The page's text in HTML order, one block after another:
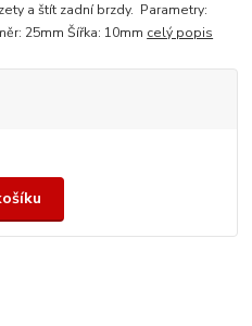
a štít zadní brzdy. Parametry:
25mm Šířka: 10mm celý popis